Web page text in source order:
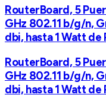
RouterBoard, 5
GHz 802.11 b/g/n,
dbi, hasta 1 Watt de
RouterBoard, 5
GHz 802.11 b/g/n,
dbi, hasta 1 Watt de